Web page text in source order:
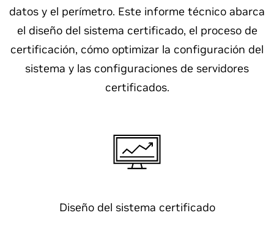
datos y el perímetro. Este informe técnico abarca
el diseño del sistema certificado, el proceso de
certificación, cómo optimizar la configuración del
sistema y las configuraciones de servidores
certificados.
Diseño del sistema certificado